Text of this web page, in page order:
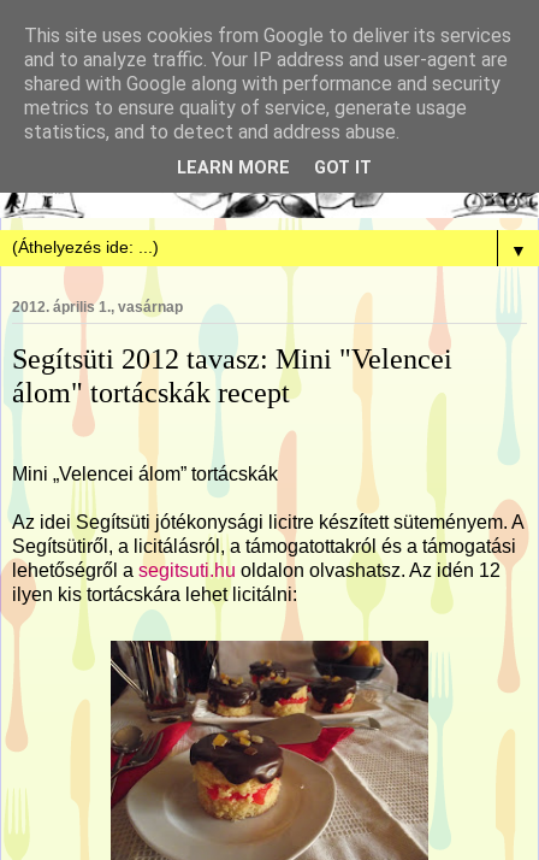
▼
2012. április 1., vasárnap
Segítsüti 2012 tavasz: Mini "Velencei
álom" tortácskák recept
Mini „Velencei álom” tortácskák
Az idei Segítsüti jótékonysági licitre készített süteményem. A
Segítsütiről, a licitálásról, a támogatottakról és a támogatási
lehetőségről a segitsuti.hu oldalon olvashatsz. Az idén 12
ilyen kis tortácskára lehet licitálni:
This site uses cookies from Google to deliver its services
and to analyze traffic. Your IP address and user-agent are
shared with Google along with performance and security
metrics to ensure quality of service, generate usage
statistics, and to detect and address abuse.
LEARN MORE GOT IT